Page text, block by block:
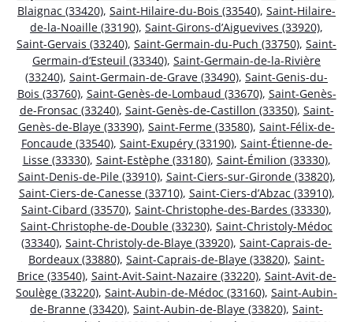
Blaignac (33420), Saint-Hilaire-du-Bois (33540), Saint-Hilaire-
de-la-Noaille (33190), Saint-Girons-d’Aiguevives (33920),
Saint-Gervais (33240), Saint-Germain-du-Puch (33750), Saint-
Germain-d’Esteuil (33340), Saint-Germain-de-la-Rivière
(33240), Saint-Germain-de-Grave (33490), Saint-Genis-du-
Bois (33760), Saint-Genès-de-Lombaud (33670), Saint-Genès-
de-Fronsac (33240), Saint-Genès-de-Castillon (33350), Saint-
Genès-de-Blaye (33390), Saint-Ferme (33580), Saint-Félix-de-
Foncaude (33540), Saint-Exupéry (33190), Saint-Étienne-de-
Lisse (33330), Saint-Estèphe (33180), Saint-Émilion (33330),
Saint-Denis-de-Pile (33910), Saint-Ciers-sur-Gironde (33820),
Saint-Ciers-de-Canesse (33710), Saint-Ciers-d’Abzac (33910),
Saint-Cibard (33570), Saint-Christophe-des-Bardes (33330),
Saint-Christophe-de-Double (33230), Saint-Christoly-Médoc
(33340), Saint-Christoly-de-Blaye (33920), Saint-Caprais-de-
Bordeaux (33880), Saint-Caprais-de-Blaye (33820), Saint-
Brice (33540), Saint-Avit-Saint-Nazaire (33220), Saint-Avit-de-
Soulège (33220), Saint-Aubin-de-Médoc (33160), Saint-Aubin-
de-Branne (33420), Saint-Aubin-de-Blaye (33820), Saint-